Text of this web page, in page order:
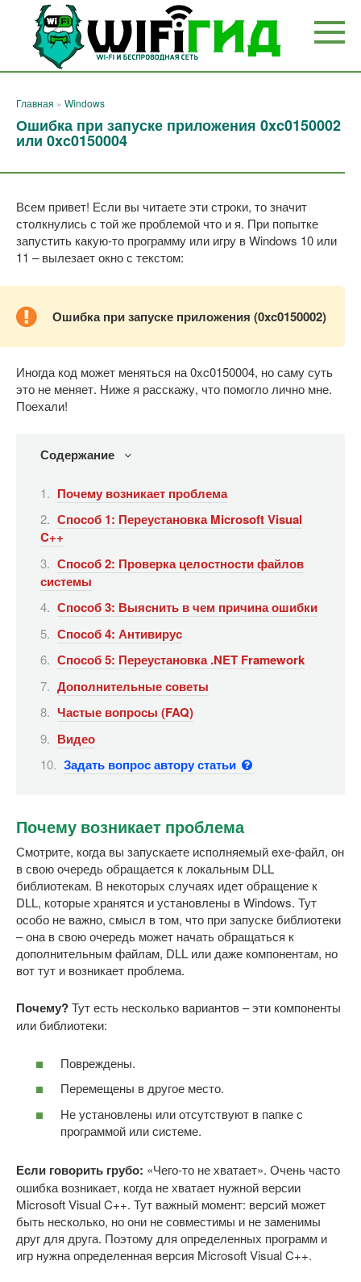
Перейти
контенту
Главная » Windows
Ошибка при запуске приложения 0xc0150002
или 0xc0150004
Всем привет! Если вы читаете эти строки, то значит
столкнулись с той же проблемой что и я. При попытке
запустить какую-то программу или игру в Windows 10 или
11 – вылезает окно с текстом:
Ошибка при запуске приложения (0xc0150002)
Иногда код может меняться на 0xc0150004, но саму суть
это не меняет. Ниже я расскажу, что помогло лично мне.
Поехали!
Содержание
Почему возникает проблема
Способ 1: Переустановка Microsoft Visual
C++
Способ 2: Проверка целостности файлов
системы
Способ 3: Выяснить в чем причина ошибки
Способ 4: Антивирус
Способ 5: Переустановка .NET Framework
Дополнительные советы
Частые вопросы (FAQ)
Видео
Задать вопрос автору статьи
Почему возникает проблема
Смотрите, когда вы запускаете исполняемый exe-файл, он
в свою очередь обращается к локальным DLL
библиотекам. В некоторых случаях идет обращение к
DLL, которые хранятся и установлены в Windows. Тут
особо не важно, смысл в том, что при запуске библиотеки
– она в свою очередь может начать обращаться к
дополнительным файлам, DLL или даже компонентам, но
вот тут и возникает проблема.
Почему?Тут есть несколько вариантов – эти компоненты
или библиотеки:
Повреждены.
Перемещены в другое место.
Не установлены или отсутствуют в папке с
программой или системе.
Если говорить грубо: «Чего-то не хватает». Очень часто
ошибка возникает, когда не хватает нужной версии
Microsoft Visual C++. Тут важный момент: версий может
быть несколько, но они не совместимы и не заменимы
друг для друга. Поэтому для определенных программ и
игр нужна определенная версия Microsoft Visual C++.